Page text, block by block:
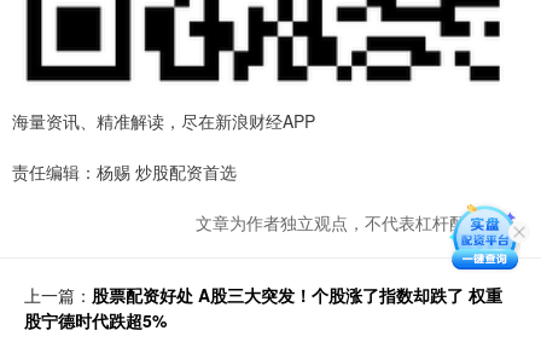
海量资讯、精准解读，尽在新浪财经APP
责任编辑：杨赐 炒股配资首选
文章为作者独立观点，不代表杠杆配资观点
上一篇： 股票配资好处 A股三大突发！个股涨了指数却跌了 权重
股宁德时代跌超5%